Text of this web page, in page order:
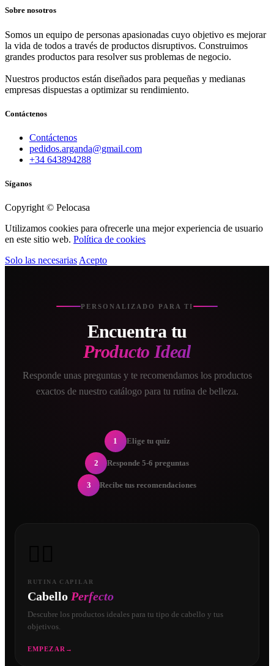
Sobre nosotros
Somos un equipo de personas apasionadas cuyo objetivo es mejorar
la vida de todos a través de productos disruptivos. Construimos
grandes productos para resolver sus problemas de negocio.
Nuestros productos están diseñados para pequeñas y medianas
empresas dispuestas a optimizar su rendimiento.
Contáctenos
Contáctenos
pedidos.arganda@gmail.com
+34 643894288
Síganos
Copyright © Pelocasa
Utilizamos cookies para ofrecerle una mejor experiencia de usuario
en este sitio web. Política de cookies
Solo las necesarias Acepto
PERSONALIZADO PARA TI
Encuentra tu
Producto Ideal
Responde unas preguntas y te recomendamos los productos
exactos de nuestro catálogo para tu rutina de belleza.
1 Elige tu quiz
2 Responde 5-6 preguntas
3 Recibe tus recomendaciones
RUTINA CAPILAR
Cabello Perfecto
Descubre los productos ideales para tu tipo de cabello y tus
objetivos.
EMPEZAR →